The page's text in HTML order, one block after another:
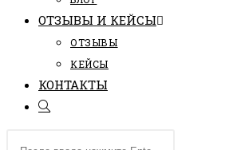
ОТЗЫВЫ И КЕЙСЫ
ОТЗЫВЫ
КЕЙСЫ
КОНТАКТЫ
ПЕРЕКЛЮЧИТЬ